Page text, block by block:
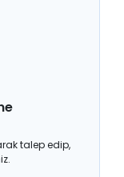
talep edip,